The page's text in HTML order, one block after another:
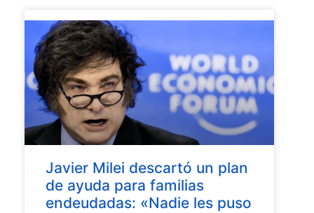
Javier Milei descartó un plan
de ayuda para familias
endeudadas: «Nadie les puso